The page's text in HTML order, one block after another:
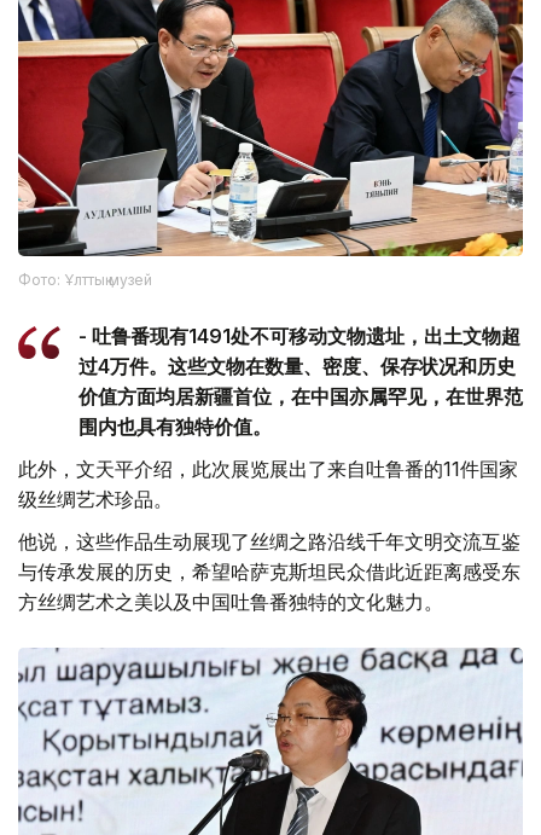
Фото: Ұлттық музей
- 吐鲁番现有1491处不可移动文物遗址，出土文物超
过4万件。这些文物在数量、密度、保存状况和历史
价值方面均居新疆首位，在中国亦属罕见，在世界范
围内也具有独特价值。
此外，文天平介绍，此次展览展出了来自吐鲁番的11件国家
级丝绸艺术珍品。
他说，这些作品生动展现了丝绸之路沿线千年文明交流互鉴
与传承发展的历史，希望哈萨克斯坦民众借此近距离感受东
方丝绸艺术之美以及中国吐鲁番独特的文化魅力。